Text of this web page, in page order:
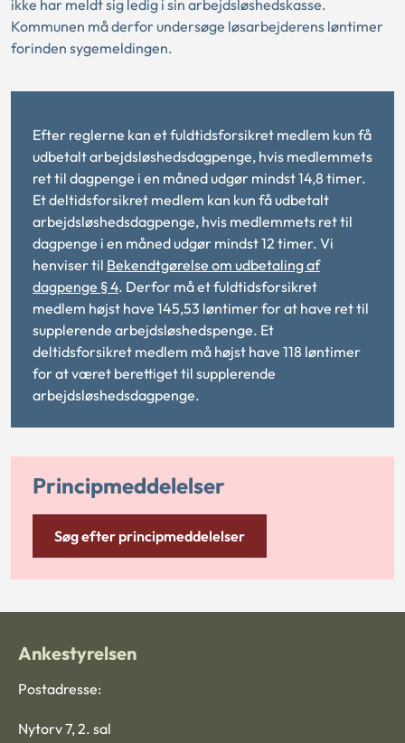
ikke har meldt sig ledig i sin arbejdsløshedskasse.
Kommunen må derfor undersøge løsarbejderens løntimer
forinden sygemeldingen.
Efter reglerne kan et fuldtidsforsikret medlem kun få
udbetalt arbejdsløshedsdagpenge, hvis medlemmets
ret til dagpenge i en måned udgør mindst 14,8 timer.
Et deltidsforsikret medlem kan kun få udbetalt
arbejdsløshedsdagpenge, hvis medlemmets ret til
dagpenge i en måned udgør mindst 12 timer. Vi
henviser til Bekendtgørelse om udbetaling af
dagpenge § 4. Derfor må et fuldtidsforsikret
medlem højst have 145,53 løntimer for at have ret til
supplerende arbejdsløshedspenge. Et
deltidsforsikret medlem må højst have 118 løntimer
for at været berettiget til supplerende
arbejdsløshedsdagpenge.
Principmeddelelser
Søg efter principmeddelelser
Ankestyrelsen
Postadresse:
Nytorv 7, 2. sal